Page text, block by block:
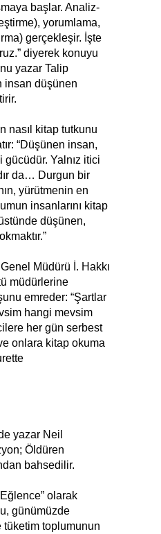
başlar. Analiz-
yorumlama,
gerçekleşir. İşte
diyerek konuyu
yazar Talip
insan düşünen
nasıl kitap tutkunu
“Düşünen insan,
Yalnız itici
da… Durgun bir
yürütmenin en
insanlarını kitap
düşünen,
Müdürü İ. Hakkı
müdürlerine
emreder: “Şartlar
hangi mevsim
her gün serbest
onlara kitap okuma
yazar Neil
Öldüren
bahsedilir.
olarak
günümüzde
tüketim toplumunun